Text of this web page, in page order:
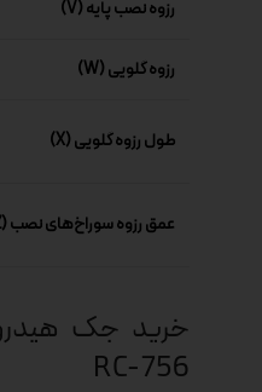
رزوه نصب پایه (V)
رزوه گلویی (W)
طول رزوه گلویی (X)
عمق رزوه سوراخ‌های نصب (Z)
RC-756